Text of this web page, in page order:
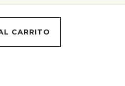
CARRITO